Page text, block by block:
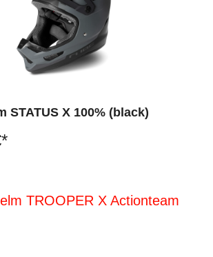
STATUS X 100% (black)